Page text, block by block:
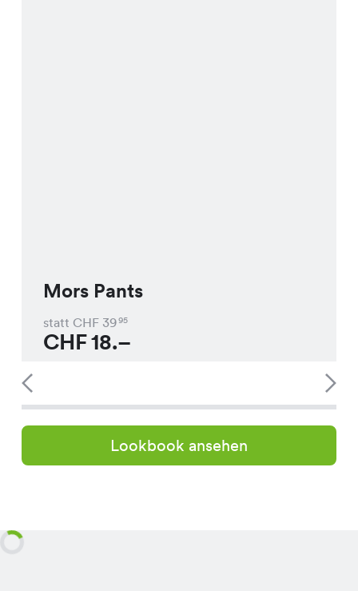
Mors Pants
statt CHF 3995
CHF18.–
Lookbook ansehen